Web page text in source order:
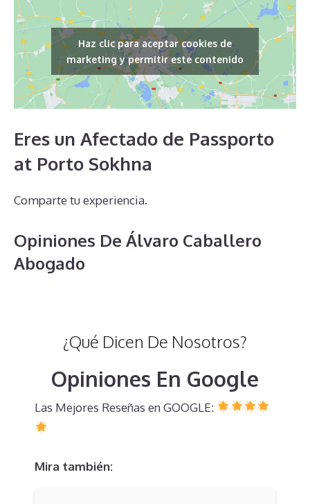
Haz clic para aceptar cookies de
marketing y permitir este contenido
Eres un Afectado de Passporto
at Porto Sokhna
Comparte tu experiencia.
Opiniones De Álvaro Caballero
Abogado
¿Qué Dicen De Nosotros?
Opiniones En Google
Las Mejores Reseñas en GOOGLE:
Mira también: